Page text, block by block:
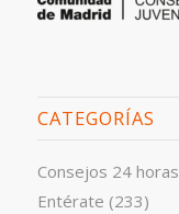
CATEGORÍAS
Consejos 24 horas
Entérate (233)